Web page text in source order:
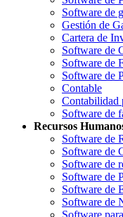
Software de
Gestión de
Cartera de
Software de
Software de
Software de
Contable
Contabilidad
Software de
Recursos
Software de
Software de
Software de
Software de
Software de
Software de